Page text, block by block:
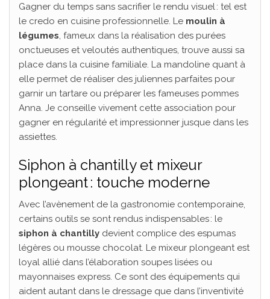
Gagner du temps sans sacrifier le rendu visuel : tel est
le credo en cuisine professionnelle. Le moulin à
légumes, fameux dans la réalisation des purées
onctueuses et veloutés authentiques, trouve aussi sa
place dans la cuisine familiale. La mandoline quant à
elle permet de réaliser des juliennes parfaites pour
garnir un tartare ou préparer les fameuses pommes
Anna. Je conseille vivement cette association pour
gagner en régularité et impressionner jusque dans les
assiettes.
Siphon à chantilly et mixeur
plongeant : touche moderne
Avec l’avènement de la gastronomie contemporaine,
certains outils se sont rendus indispensables : le
siphon à chantilly devient complice des espumas
légères ou mousse chocolat. Le mixeur plongeant est
loyal allié dans l’élaboration soupes lisées ou
mayonnaises express. Ce sont des équipements qui
aident autant dans le dressage que dans l’inventivité